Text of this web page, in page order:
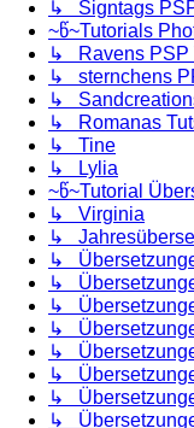
↳ Signtags
~წ~Tutorials
↳ Ravens PSP
↳ sternchens
↳
↳ Romanas
↳ Tine
↳ Lylia
~წ~Tutorial
↳ Virginia
↳
↳
↳
↳
↳
↳
↳
↳
↳